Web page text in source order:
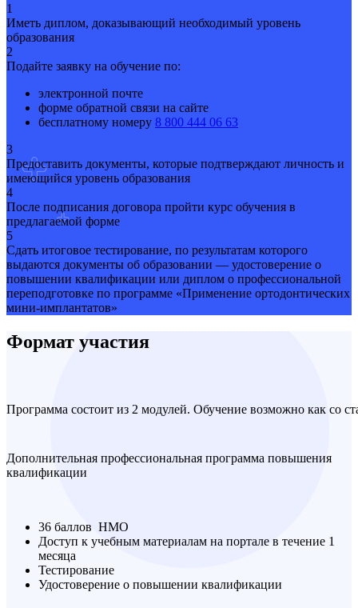
1
Иметь диплом, доказывающий необходимый уровень
образования
2
Подайте заявку на обучение по:
электронной почте
форме обратной связи на сайте
бесплатному номеру 8 800 444 06 63
3
Предоставить документы, которые подтверждают личность и
имеющийся уровень образования
4
После подписания договора пройти курс обучения в
предлагаемой форме
5
Сдать итоговое тестирование, по результатам которого
выдаются документы об образовании — удостоверение о
повышении квалификации или диплом о профессиональной
переподготовке по программе «Применение ортодонтических
мини-имплантатов»
Формат участия
Программа состоит из 2 модулей. Обучение возможно как со
Дополнительная профессиональная программа повышения
квалификации
36 баллов НМО
Доступ к учебным материалам на портале в течение 1
месяца
Тестирование
Удостоверение о повышении квалификации